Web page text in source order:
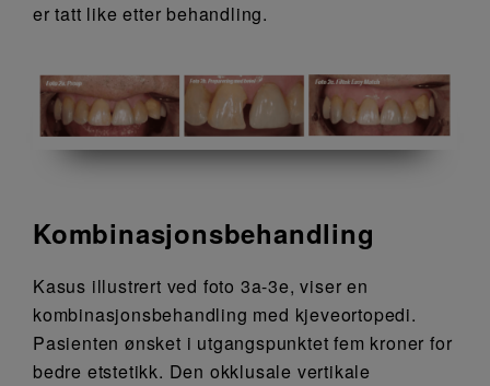
er tatt like etter behandling.
Kombinasjonsbehandling
Kasus illustrert ved foto 3a-3e, viser en
kombinasjonsbehandling med kjeveortopedi.
Pasienten ønsket i utgangspunktet fem kroner for
bedre etstetikk. Den okklusale vertikale